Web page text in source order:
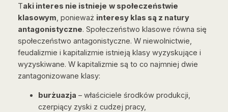
Taki interes nie istnieje w społeczeństwie
klasowym, ponieważ interesy klas są z natury
antagonistyczne. Społeczeństwo klasowe równa się
społeczeństwo antagonistyczne. W niewolnictwie,
feudalizmie i kapitalizmie istnieją klasy wyzyskujące i
wyzyskiwane. W kapitalizmie są to co najmniej dwie
zantagonizowane klasy:
burżuazja – właściciele środków produkcji,
czerpiący zyski z cudzej pracy,